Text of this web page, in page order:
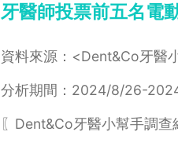
牙醫師投票前五名電
資料來源：<Dent&Co牙醫
分析期間：2024/8/26-
〖Dent&Co牙醫小幫手調查